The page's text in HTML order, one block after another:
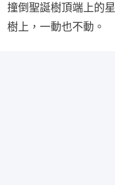
撞倒聖誕樹頂端上的
樹上，一動也不動。